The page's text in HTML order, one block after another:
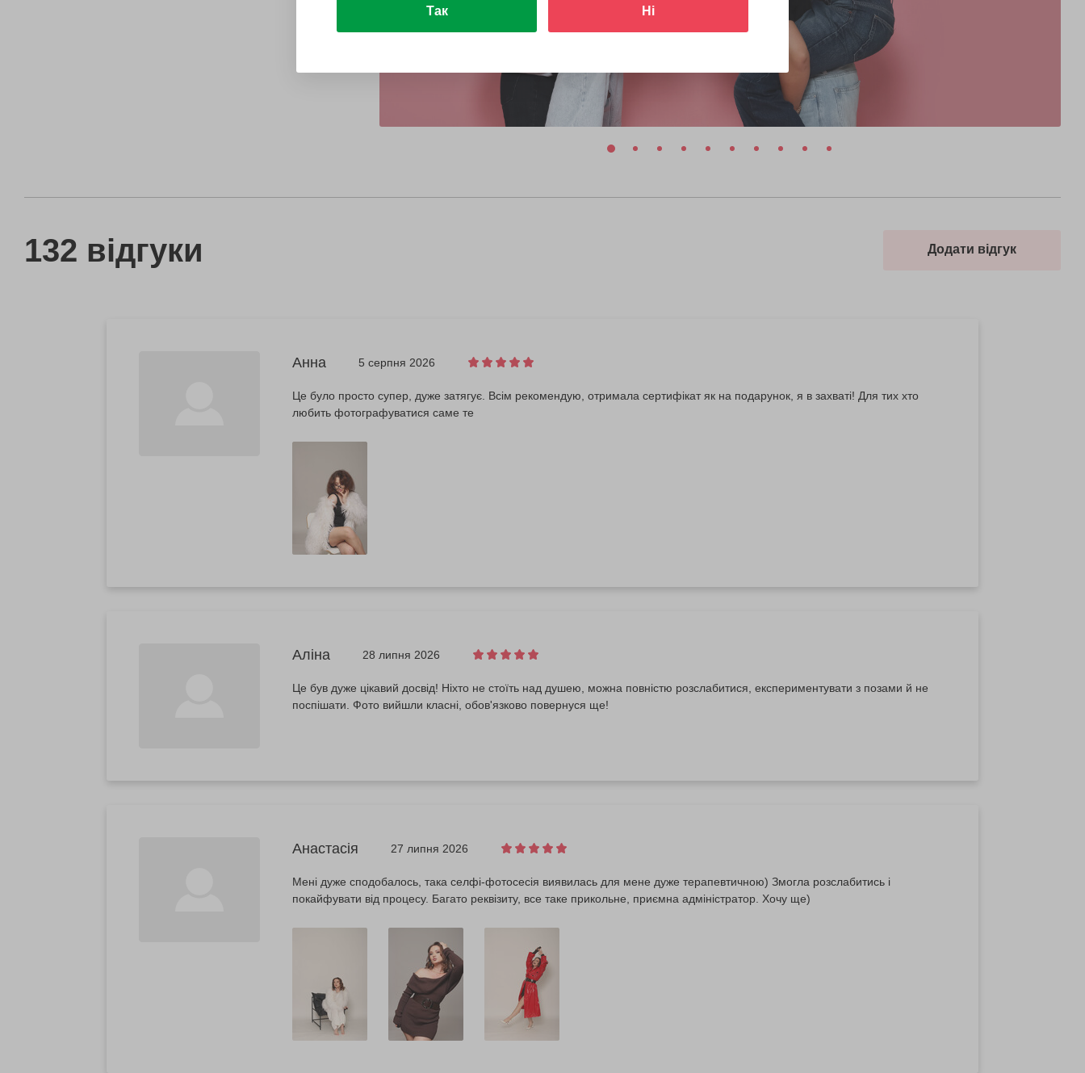
132 відгуки Додати відгук
Анна 5 серпня 2026
Це було просто супер, дуже затягує. Всім рекомендую, отримала сертифікат як на подарунок, я в захваті! Для тих хто
любить фотографуватися саме те
Аліна 28 липня 2026
Це був дуже цікавий досвід! Ніхто не стоїть над душею, можна повністю розслабитися, експериментувати з позами й не
поспішати. Фото вийшли класні, обов'язково повернуся ще!
Анастасія 27 липня 2026
Мені дуже сподобалось, така селфі-фотосесія виявилась для мене дуже терапевтичною) Змогла розслабитись і
покайфувати від процесу. Багато реквізиту, все таке прикольне, приємна адміністратор. Хочу ще)
Так Ні